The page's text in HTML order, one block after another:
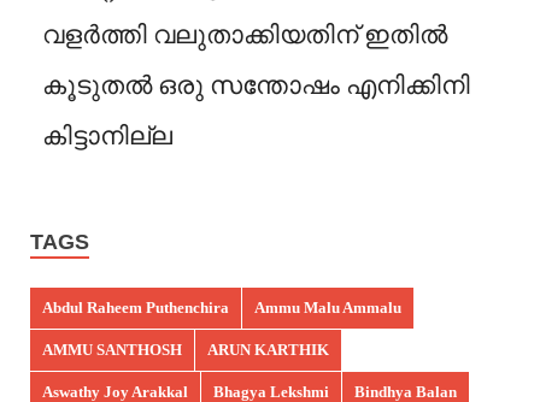
വളർത്തി വലുതാക്കിയതിന് ഇതിൽ
കൂടുതൽ ഒരു സന്തോഷം എനിക്കിനി
കിട്ടാനില്ല
TAGS
Abdul Raheem Puthenchira Ammu Malu Ammalu
AMMU SANTHOSH ARUN KARTHIK
Aswathy Joy Arakkal Bhagya Lekshmi Bindhya Balan